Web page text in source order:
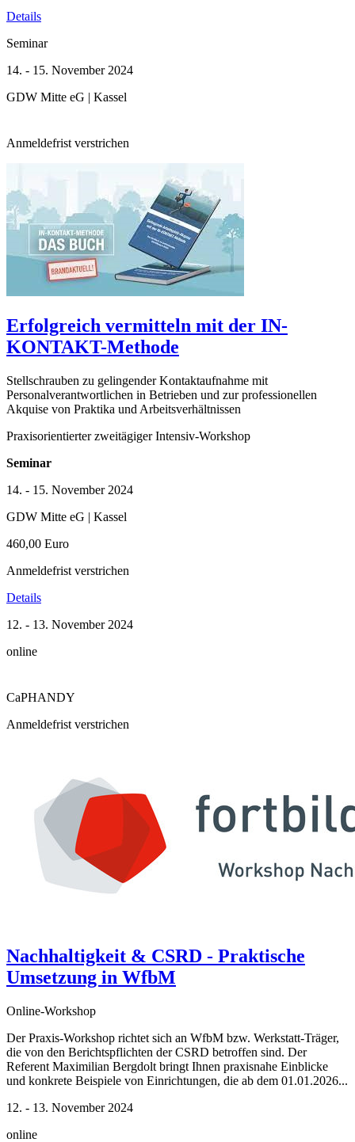
Details
Seminar
14. - 15. November 2024
GDW Mitte eG | Kassel
Anmeldefrist verstrichen
Erfolgreich vermitteln mit der IN-
KONTAKT-Methode
Stellschrauben zu gelingender Kontaktaufnahme mit
Personalverantwortlichen in Betrieben und zur professionellen
Akquise von Praktika und Arbeitsverhältnissen
Praxisorientierter zweitägiger Intensiv-Workshop
Seminar
14. - 15. November 2024
GDW Mitte eG | Kassel
460,00 Euro
Anmeldefrist verstrichen
Details
12. - 13. November 2024
online
CaPHANDY
Anmeldefrist verstrichen
Nachhaltigkeit & CSRD - Praktische
Umsetzung in WfbM
Online-Workshop
Der Praxis-Workshop richtet sich an WfbM bzw. Werkstatt-Träger,
die von den Berichtspflichten der CSRD betroffen sind. Der
Referent Maximilian Bergdolt bringt Ihnen praxisnahe Einblicke
und konkrete Beispiele von Einrichtungen, die ab dem 01.01.2026...
12. - 13. November 2024
online